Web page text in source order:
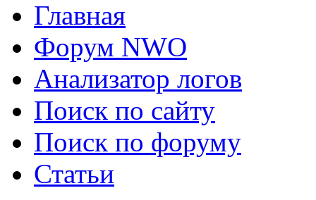
Главная
Форум NWO
Анализатор логов
Поиск по сайту
Поиск по форуму
Статьи